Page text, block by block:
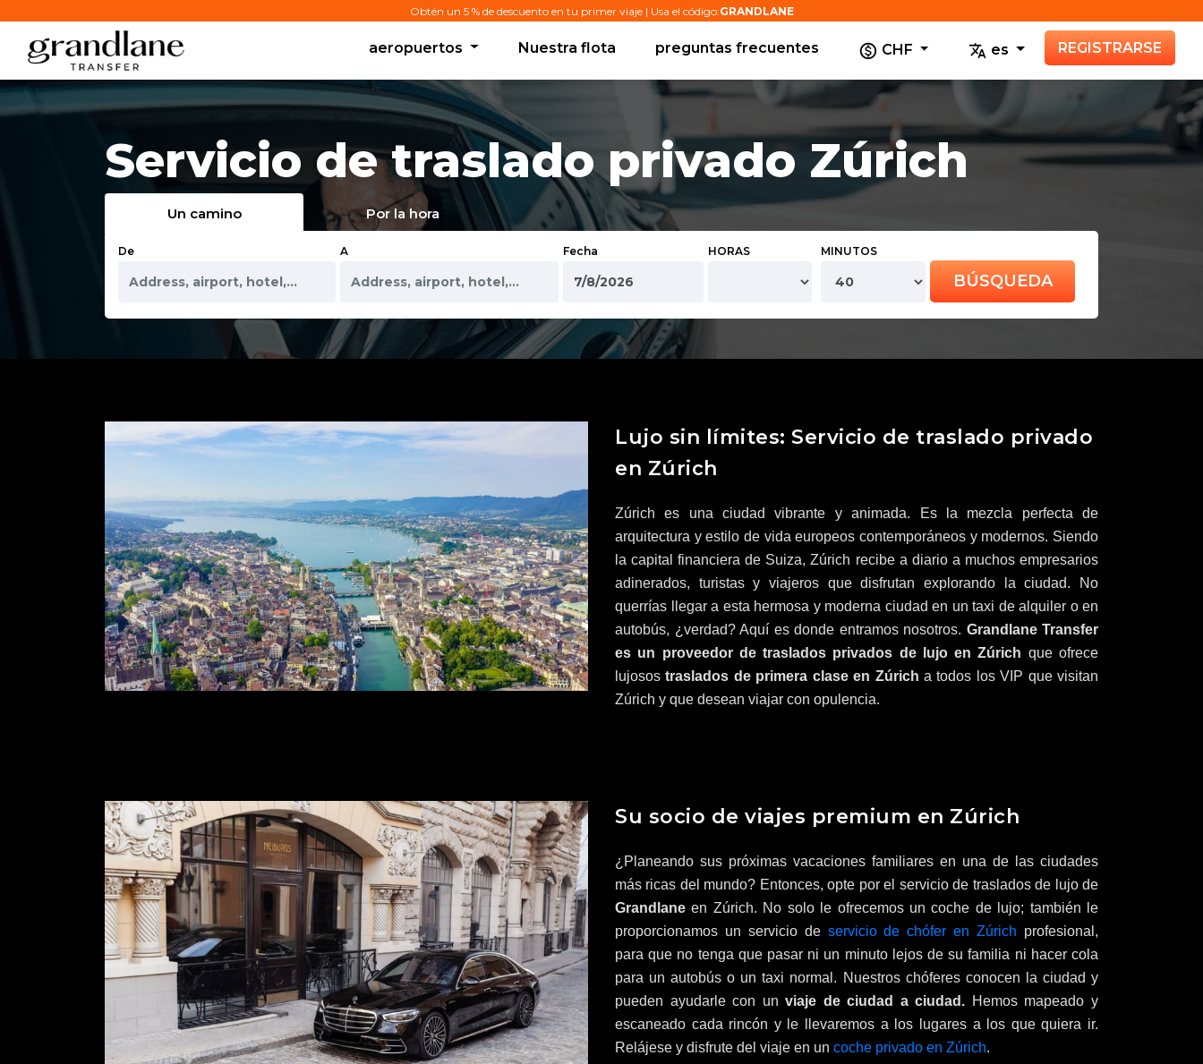
Obtén un 5 % de descuento en tu primer viaje | Usa el código:GRANDLANE
aeropuertos Nuestra flota preguntas frecuentes CHF es REGISTRARSE
Servicio de traslado privado Zúrich
Un camino Por la hora
De A Fecha HORAS MINUTOS
BÚSQUEDA
Lujo sin límites: Servicio de traslado privado
en Zúrich
Zúrich es una ciudad vibrante y animada. Es la mezcla perfecta de
arquitectura y estilo de vida europeos contemporáneos y modernos. Siendo
la capital financiera de Suiza, Zúrich recibe a diario a muchos empresarios
adinerados, turistas y viajeros que disfrutan explorando la ciudad. No
querrías llegar a esta hermosa y moderna ciudad en un taxi de alquiler o en
autobús, ¿verdad? Aquí es donde entramos nosotros. Grandlane Transfer
es un proveedor de traslados privados de lujo en Zúrich que ofrece
lujosostraslados de primera clase en Zúrich a todos los VIP que visitan
Zúrich y que desean viajar con opulencia.
Su socio de viajes premium en Zúrich
¿Planeando sus próximas vacaciones familiares en una de las ciudades
más ricas del mundo? Entonces, opte por el servicio de traslados de lujo de
Grandlane en Zúrich. No solo le ofrecemos un coche de lujo; también le
proporcionamos un servicio de servicio de chófer en Zúrich profesional,
para que no tenga que pasar ni un minuto lejos de su familia ni hacer cola
para un autobús o un taxi normal. Nuestros chóferes conocen la ciudad y
pueden ayudarle con unviaje de ciudad a ciudad. Hemos mapeado y
escaneado cada rincón y le llevaremos a los lugares a los que quiera ir.
Relájese y disfrute del viaje en un coche privado en Zúrich.